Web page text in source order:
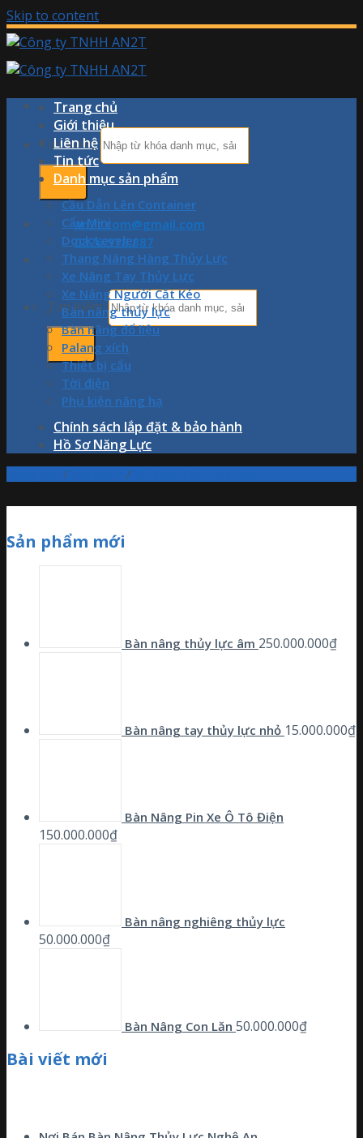
Skip to content
Tìm kiếm:
an2t.com@gmail.com
0876.978.887
Tìm kiếm:
Trang chủ
Giới thiệu
Liên hệ
Tin tức
Danh mục sản phẩm
Cầu Dẫn Lên Container
Cẩu Mini
Dock Leveler
Thang Nâng Hàng Thủy Lực
Xe Nâng Tay Thủy Lực
Xe Nâng Người Cắt Kéo
Bàn nâng thủy lực
Bàn nâng đổ liệu
Palang xích
Thiết bị cẩu
Tời điện
Phụ kiện nâng hạ
Chính sách lắp đặt & bảo hành
Hồ Sơ Năng Lực
/ /
Sản phẩm mới
Bàn nâng thủy lực âm 250.000.000₫
Bàn nâng tay thủy lực nhỏ 15.000.000₫
Bàn Nâng Pin Xe Ô Tô Điện
150.000.000₫
Bàn nâng nghiêng thủy lực
50.000.000₫
Bàn Nâng Con Lăn 50.000.000₫
Bài viết mới